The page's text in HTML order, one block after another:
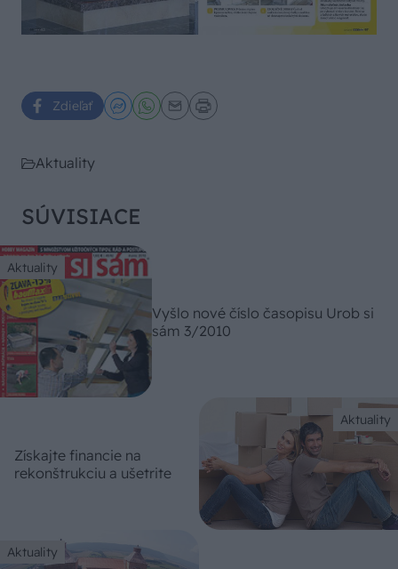
Zdieľať
Aktuality
SÚVISIACE
Aktuality
Vyšlo nové číslo časopisu Urob si
sám 3/2010
Aktuality
Získajte financie na
rekonštrukciu a ušetrite
Aktuality